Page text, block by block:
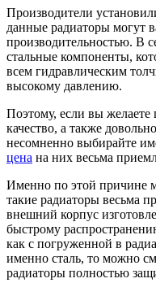
Производители
данные радиаторы могут
производительностью. В
стальные компоненты,
всем гидравлическим
высокому давлению.
Поэтому, если вы желаете
качество, а также
несомненно выбирайте
цена на них весьма
Именно по этой причине
такие радиаторы весьма
внешний корпус
быстрому
как с погруженной в
именно сталь, то можно
радиаторы полностью